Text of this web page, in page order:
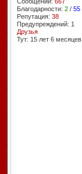
Благодарности: 2/ 55
Репутация: 38
Предупреждений: 1
Друзья
Тут: 15 лет 6 месяцев